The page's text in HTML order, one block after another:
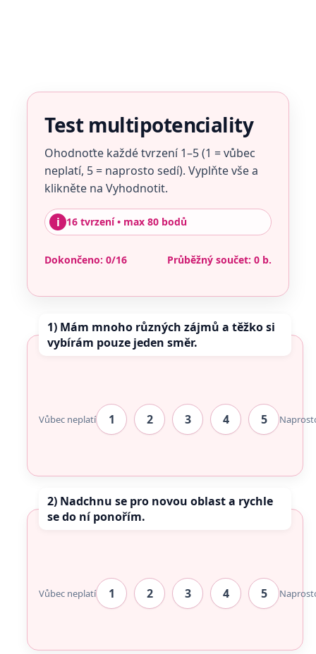
Test multipotenciality
Ohodnoťte každé tvrzení 1–5 (1 = vůbec
neplatí, 5 = naprosto sedí). Vyplňte vše a
klikněte na Vyhodnotit.
i 16 tvrzení • max 80 bodů
Dokončeno:0/16 Průběžný součet: 0b.
1) Mám mnoho různých zájmů a těžko si
vybírám pouze jeden směr.
Vůbec neplatí 1 2 3 4 5
2) Nadchnu se pro novou oblast a rychle
se do ní ponořím.
Vůbec neplatí 1 2 3 4 5